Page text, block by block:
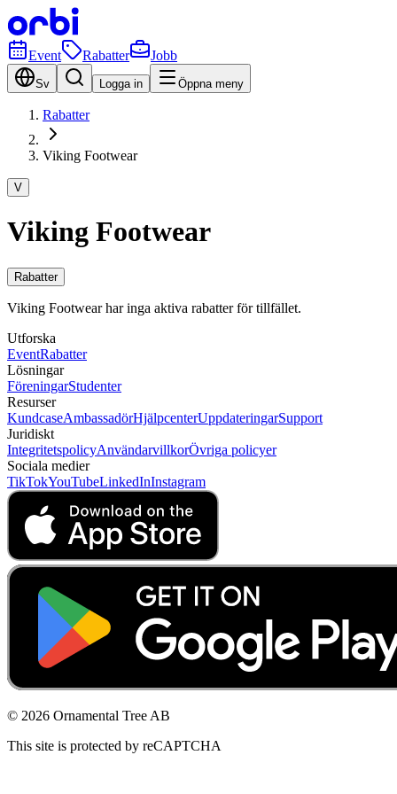
Event Rabatter Jobb
Sv Logga in Öppna meny
Rabatter
Viking Footwear
V
Viking Footwear
Rabatter
Viking Footwear har inga aktiva rabatter för tillfället.
Utforska
EventRabatter
Lösningar
FöreningarStudenter
Resurser
KundcaseAmbassadörHjälpcenterUppdateringarSupport
Juridiskt
IntegritetspolicyAnvändarvillkorÖvriga policyer
Sociala medier
TikTokYouTubeLinkedInInstagram
© 2026 Ornamental Tree AB
This site is protected by reCAPTCHA